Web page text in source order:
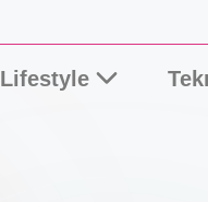
Lifestyle